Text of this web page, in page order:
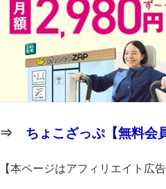
⇒ ちょこざっぷ【無料会
【本ページはアフィリエイト広